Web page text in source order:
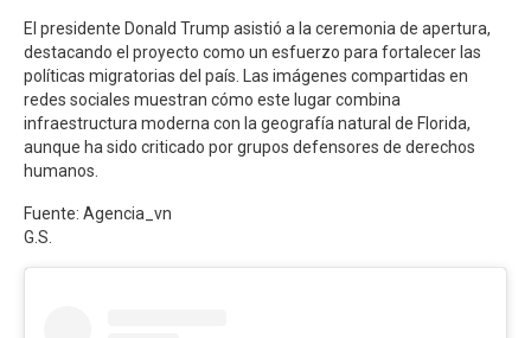
El presidente Donald Trump asistió a la ceremonia de apertura,
destacando el proyecto como un esfuerzo para fortalecer las
políticas migratorias del país. Las imágenes compartidas en
redes sociales muestran cómo este lugar combina
infraestructura moderna con la geografía natural de Florida,
aunque ha sido criticado por grupos defensores de derechos
humanos.
Fuente: Agencia_vn
G.S.